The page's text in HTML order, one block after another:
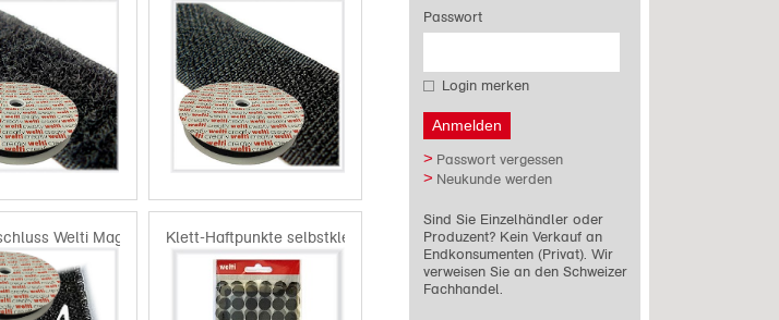
Passwort
Login merken
Passwort vergessen
Neukunde werden
Sind Sie Einzelhändler oder
Produzent? Kein Verkauf an
Endkonsumenten (Privat). Wir
verweisen Sie an den Schweizer
Fachhandel.
Welti Magic Klett-Haftpunkte selbstklebend